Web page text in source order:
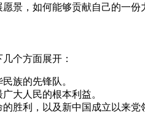
景，如何能够贡献自己的一份
个方面展开：
族的先锋队。
大人民的根本利益。
胜利，以及新中国成立以来党